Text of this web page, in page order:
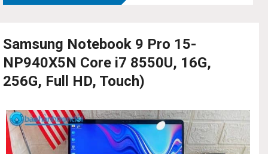
Samsung Notebook 9 Pro 15-
NP940X5N Core i7 8550U, 16G,
256G, Full HD, Touch)